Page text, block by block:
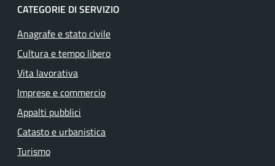
CATEGORIE DI SERVIZIO
Anagrafe e stato civile
Cultura e tempo libero
Vita lavorativa
Imprese e commercio
Appalti pubblici
Catasto e urbanistica
Turismo